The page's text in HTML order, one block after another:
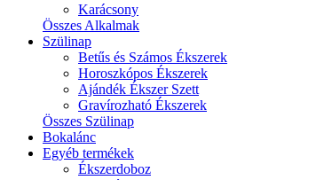
Karácsony
Összes Alkalmak
Szülinap
Betűs és Számos Ékszerek
Horoszkópos Ékszerek
Ajándék Ékszer Szett
Gravírozható Ékszerek
Összes Szülinap
Bokalánc
Egyéb termékek
Ékszerdoboz